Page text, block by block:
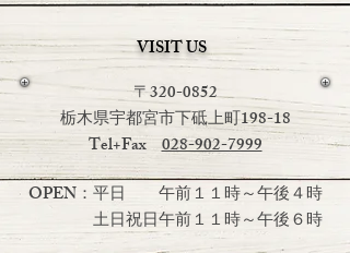
VISIT US
〒320-0852
栃木県宇都宮市下砥上町198-18
Tel+Fax028-902-7999
OPEN：平日 午前１１時～午後４時
土日祝日午前１１時～午後６時